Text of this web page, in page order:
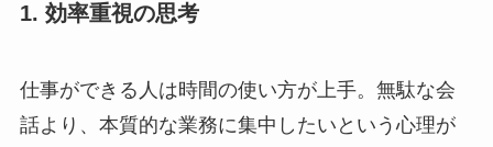
1. 効率重視の思考
仕事ができる人は時間の使い方が上手。無駄な会
話より、本質的な業務に集中したいという心理が